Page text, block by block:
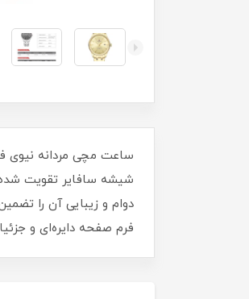
شیشه سافایر تقویت
دوام و زیبایی آن را
فرم صفحه دایره‌ای و